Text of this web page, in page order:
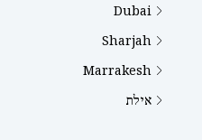
Dubai
Sharjah
Marrakesh
אילת